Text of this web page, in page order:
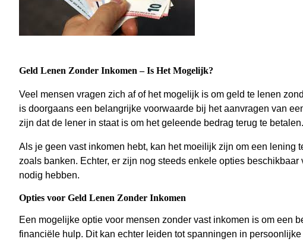
Geld Lenen Zonder Inkomen – Is Het Mogelijk?
Veel mensen vragen zich af of het mogelijk is om geld te lenen
is doorgaans een belangrijke voorwaarde bij het aanvragen van
zijn dat de lener in staat is om het geleende bedrag terug te betalen.
Als je geen vast inkomen hebt, kan het moeilijk zijn om een lening
zoals banken. Echter, er zijn nog steeds enkele opties
nodig hebben.
Opties voor Geld Lenen Zonder Inkomen
Een mogelijke optie voor mensen zonder vast inkomen is om een
financiële hulp. Dit kan echter leiden tot spanningen in